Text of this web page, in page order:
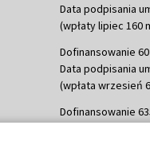
Data podpisania
(wpłaty lipiec 160
Dofinansowanie 60
Data podpisania
(wpłata wrzesień
Dofinansowanie